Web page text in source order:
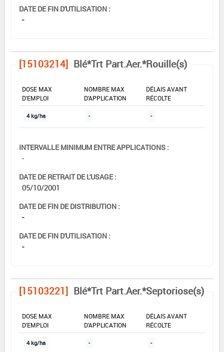
DATE DE FIN D'UTILISATION :
-
[15103214] Blé*Trt Part.Aer.*Rouille(s)
DOSE MAX
D'EMPLOI
NOMBRE MAX
D'APPLICATION
DÉLAIS AVANT
RÉCOLTE
4 kg/ha - -
INTERVALLE MINIMUM ENTRE APPLICATIONS :
-
DATE DE RETRAIT DE L'USAGE :
05/10/2001
DATE DE FIN DE DISTRIBUTION :
-
DATE DE FIN D'UTILISATION :
-
[15103221] Blé*Trt Part.Aer.*Septoriose(s)
DOSE MAX
D'EMPLOI
NOMBRE MAX
D'APPLICATION
DÉLAIS AVANT
RÉCOLTE
4 kg/ha - -